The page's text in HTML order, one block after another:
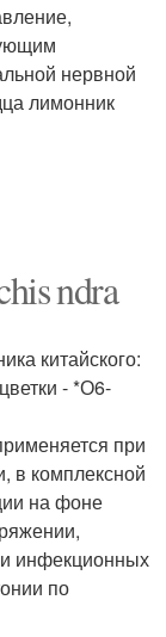
нервной
лимонник
ndra
китайского:
- *О6-
при
в комплексной
на фоне
инфекционных
по